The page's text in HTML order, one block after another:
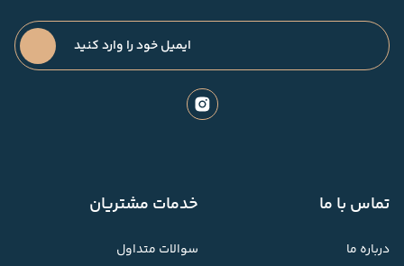
تماس با ما
درباره ما
خدمات مشتریان
سوالات متداول